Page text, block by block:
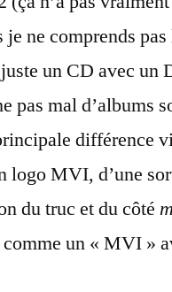
je ne comprends
un CD avec un
pas mal d’albums
différence
logo MVI, d’une
du truc et du côté
comme un « MVI »